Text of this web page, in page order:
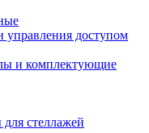
управления доступом
и комплектующие
стеллажей